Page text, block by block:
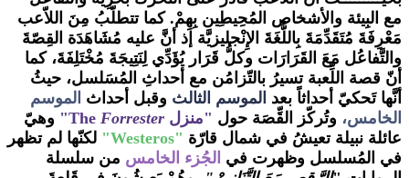
مع البِيئة والأشخاص المُحِيطِين بِهِمْ. كما تتطلّبُ مِنَ اللاّعب
مَعْرِفَةَ مُتَقَدِّمَةَ بِاللُّغَةَ الإِنْجليزيَّة إذ أنَّ عليه مُشَاهَدَة القِصّةَ
والتَّفاعُل مَعَ القَرَارَات وكلُّ قَرَار يُؤَدِّي لِنَتِيجَةَ مُخْتَلِفَةَ، كما
أنّ قصة اللِّعبة تسيرُ بالتّزامُن مع أحداثِ المُسَلسل، حيثُ
أنَّها تَحكيّ أحداثاً بعد الموسم الثالث وقبل أحداث الموسم
الخامس، وتُركّز القِّصَة حول "منزل The Forrester
" وهيّ
عائلة نبيلة تعيشُ في شمال قارّة "Westeros"
لكنّها لم تظهر
في المُسلسل وظهرت في الجُزء الخامس من سلسلة